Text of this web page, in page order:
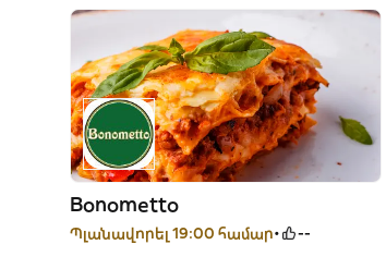
Bonometto
Պլանավորել 19:00 համար --